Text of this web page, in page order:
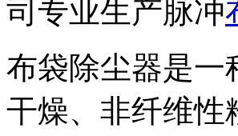
司专业生产脉冲
布袋除尘器是一
干燥、非纤维性